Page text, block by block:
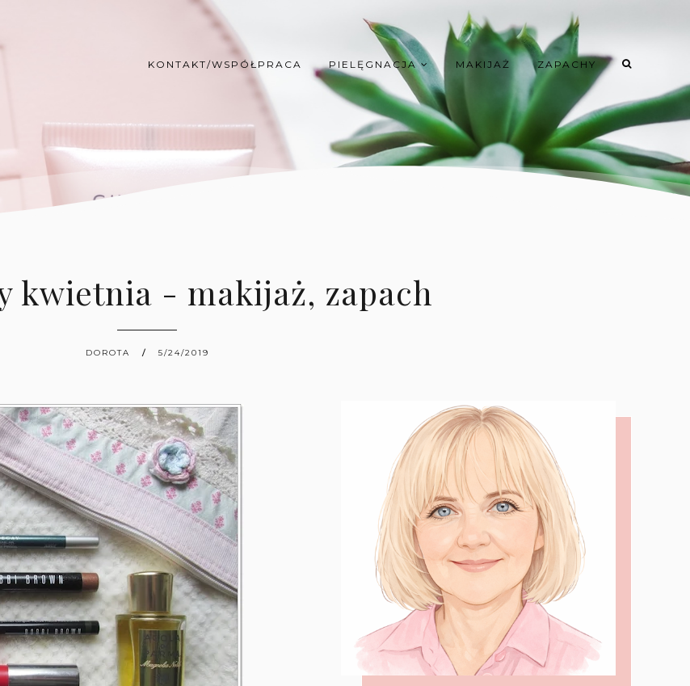
KONTAKT/WSPÓŁPRACA PIELĘGNACJA MAKIJAŻ ZAPACHY
kwietnia - makijaż, zapach
DOROTA 5/24/2019